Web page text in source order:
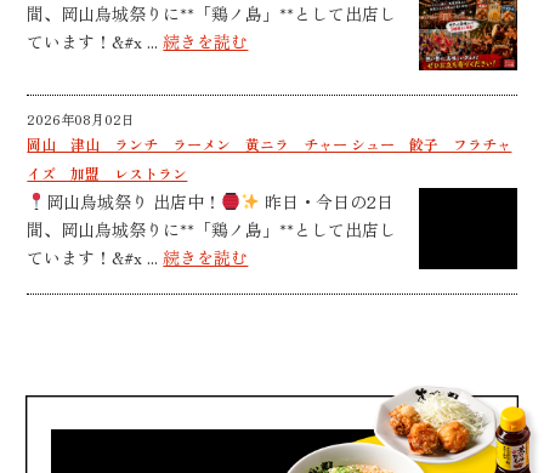
間、岡山烏城祭りに**「鶏ノ島」**として出店し
ています！&#x ...続きを読む
2026年08月02日
岡山 津山 ランチ ラーメン 黄ニラ チャー シュー 餃子 フラチャ
イズ 加盟 レストラン
岡山烏城祭り 出店中！
昨日・今日の2日
間、岡山烏城祭りに**「鶏ノ島」**として出店し
ています！&#x ...続きを読む